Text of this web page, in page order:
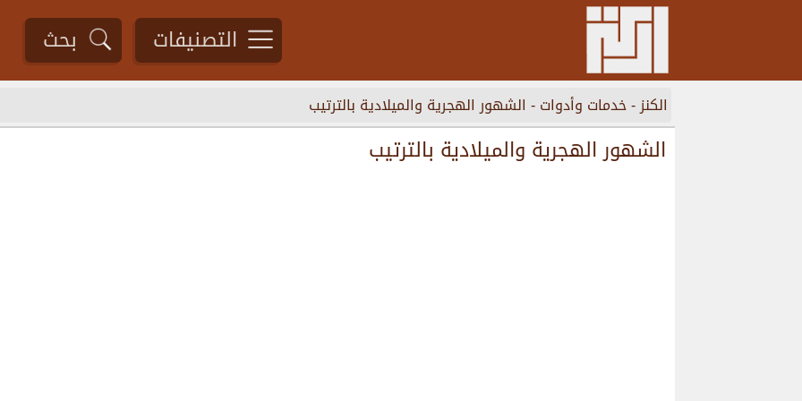
التصنيفات بحث
الكنز-خدمات وأدوات- الشهور الهجرية والميلادية بالترتيب
الشهور الهجرية والميلادية بالترتيب